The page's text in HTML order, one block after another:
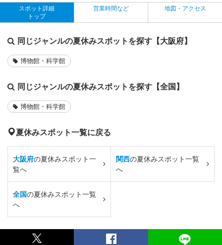
スポット詳細
トップ
営業時間など 地図・アクセス
同じジャンルの夏休みスポットを探す【大阪府】
博物館・科学館
同じジャンルの夏休みスポットを探す【全国】
博物館・科学館
夏休みスポット一覧に戻る
大阪府の夏休みスポット一
覧へ
関西の夏休みスポット一覧
へ
全国の夏休みスポット一覧
へ